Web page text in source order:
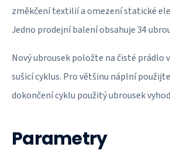
změkčení textilií a omezení statické
Jedno prodejní balení obsahuje 34
Nový ubrousek položte na čisté prádlo
sušicí cyklus. Pro většinu náplní
dokončení cyklu použitý ubrousek
Parametry